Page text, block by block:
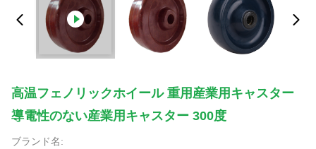
高温フェノリックホイール 重用産業用キャスター
導電性のない産業用キャスター 300度
ブランド名: